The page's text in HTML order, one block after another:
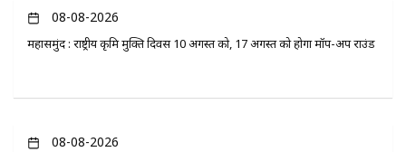
08-08-2026
महासमुंद : राष्ट्रीय कृमि मुक्ति दिवस 10 अगस्त को, 17 अगस्त को होगा मॉप-अप राउंड
08-08-2026